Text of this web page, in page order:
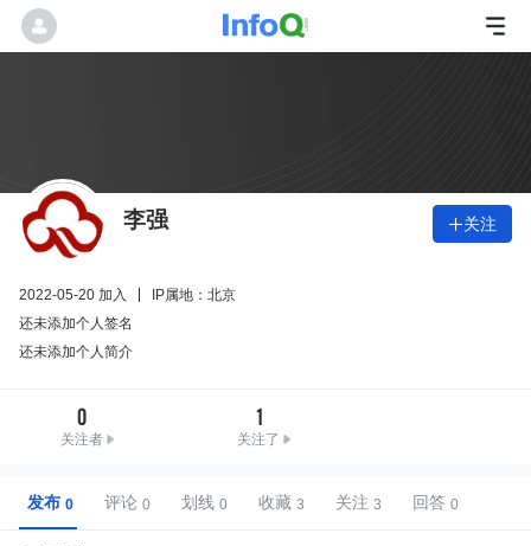
李强 关注
2022-05-20 加入
IP属地：北京
还未添加个人签名
还未添加个人简介
0
关注者
1
关注了
发布 评论 划线 收藏 关注 回答